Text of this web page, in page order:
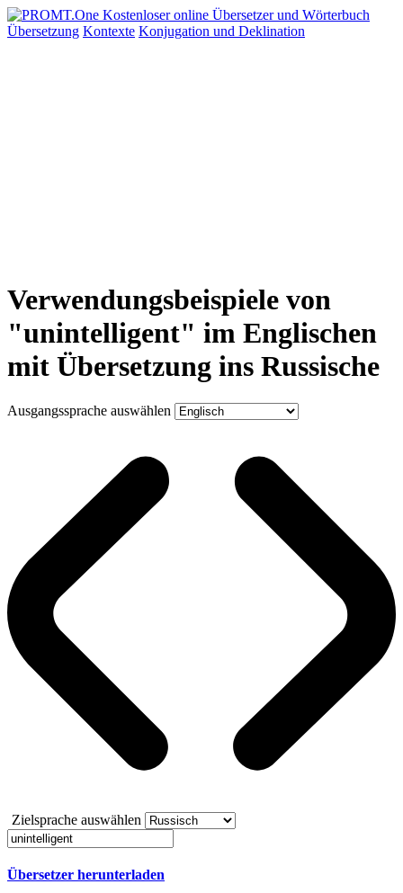
Übersetzung Kontexte Konjugation und Deklination
Verwendungsbeispiele von
"unintelligent" im Englischen
mit Übersetzung ins Russische
Ausgangssprache auswählen
Zielsprache auswählen
Übersetzer herunterladen